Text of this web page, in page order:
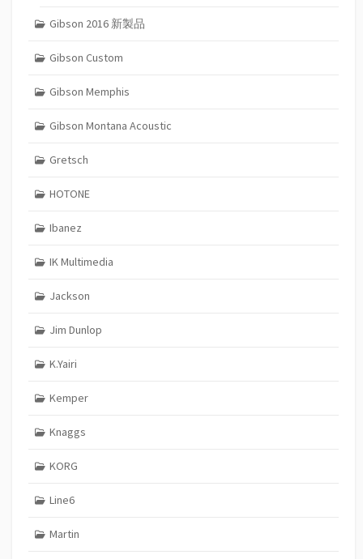
Gibson 2016 新製品
Gibson Custom
Gibson Memphis
Gibson Montana Acoustic
Gretsch
HOTONE
Ibanez
IK Multimedia
Jackson
Jim Dunlop
K.Yairi
Kemper
Knaggs
KORG
Line6
Martin